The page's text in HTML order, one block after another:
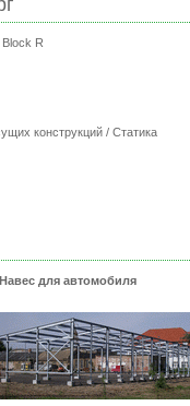
Block R
конструкций / Статика
Навес для автомобиля